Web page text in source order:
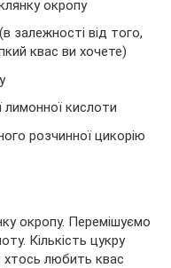
окропу
залежності від того,
квас ви хочете)
лимонної кислоти
розчинної цикорію
окропу. Перемішуємо
Кількість цукру
любить квас